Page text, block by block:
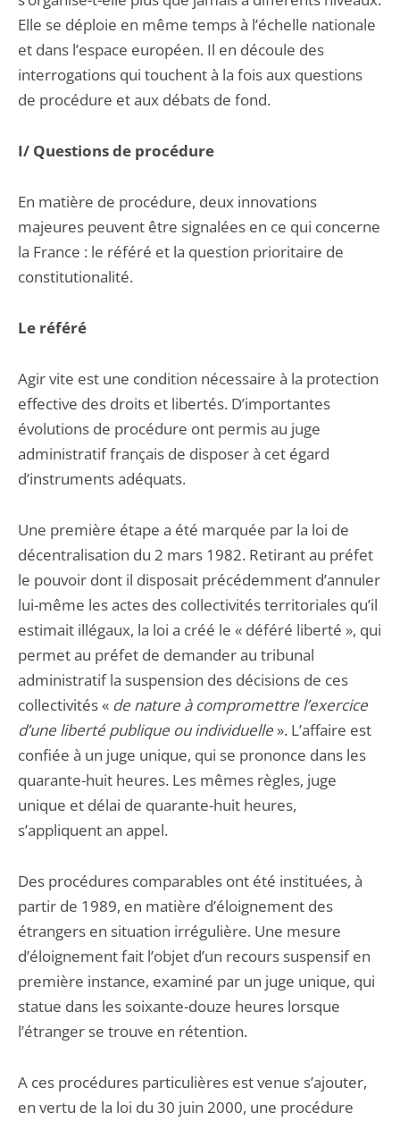
Elle se déploie en même temps à l’échelle nationale
et dans l’espace européen. Il en découle des
interrogations qui touchent à la fois aux questions
de procédure et aux débats de fond.
I/ Questions de procédure
En matière de procédure, deux innovations
majeures peuvent être signalées en ce qui concerne
la France : le référé et la question prioritaire de
constitutionalité.
Le référé
Agir vite est une condition nécessaire à la protection
effective des droits et libertés. D’importantes
évolutions de procédure ont permis au juge
administratif français de disposer à cet égard
d’instruments adéquats.
Une première étape a été marquée par la loi de
décentralisation du 2 mars 1982. Retirant au préfet
le pouvoir dont il disposait précédemment d’annuler
lui-même les actes des collectivités territoriales qu’il
estimait illégaux, la loi a créé le « déféré liberté », qui
permet au préfet de demander au tribunal
administratif la suspension des décisions de ces
collectivités « de nature à compromettre l’exercice
d’une liberté publique ou individuelle ». L’affaire est
confiée à un juge unique, qui se prononce dans les
quarante-huit heures. Les mêmes règles, juge
unique et délai de quarante-huit heures,
s’appliquent an appel.
Des procédures comparables ont été instituées, à
partir de 1989, en matière d’éloignement des
étrangers en situation irrégulière. Une mesure
d’éloignement fait l’objet d’un recours suspensif en
première instance, examiné par un juge unique, qui
statue dans les soixante-douze heures lorsque
l’étranger se trouve en rétention.
A ces procédures particulières est venue s’ajouter,
en vertu de la loi du 30 juin 2000, une procédure